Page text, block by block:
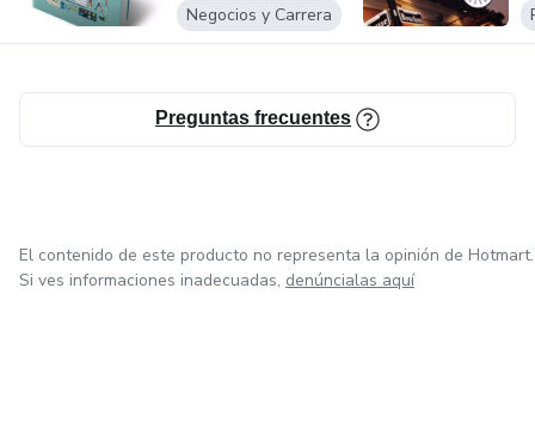
Negocios y Carrera
Preguntas frecuentes
El contenido de este producto no representa la opinión de Hotmart.
Si ves informaciones inadecuadas, denúncialas aquí